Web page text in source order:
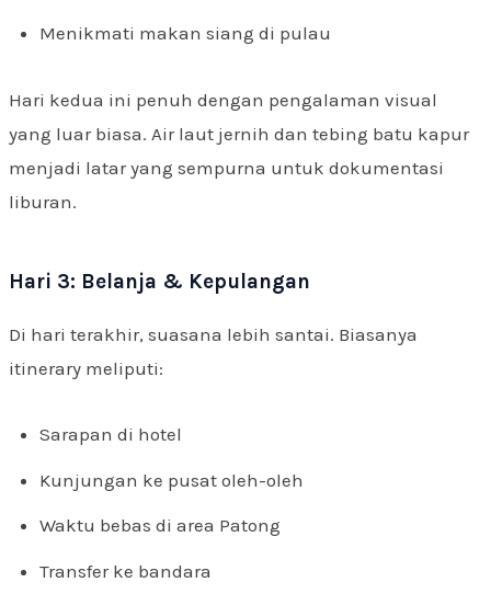
Menikmati makan siang di pulau
Hari kedua ini penuh dengan pengalaman visual
yang luar biasa. Air laut jernih dan tebing batu kapur
menjadi latar yang sempurna untuk dokumentasi
liburan.
Hari 3: Belanja & Kepulangan
Di hari terakhir, suasana lebih santai. Biasanya
itinerary meliputi:
Sarapan di hotel
Kunjungan ke pusat oleh-oleh
Waktu bebas di area Patong
Transfer ke bandara